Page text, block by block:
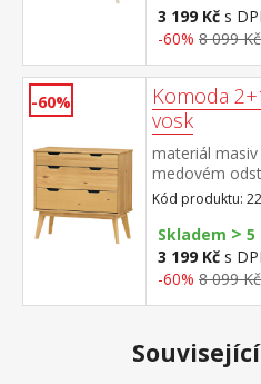
3 199 Kč s
-60% 8 099
-60%
Komoda
vosk
materiál
medovém
zásuvky s
Kód produktu:
Skladem > 5
3 199 Kč s
-60% 8 099